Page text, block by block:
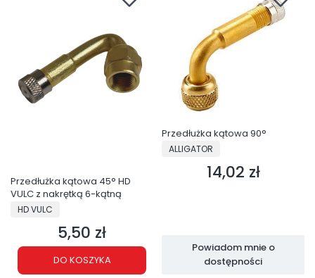
Przedłużka kątowa 45° HD
VULC z nakrętką 6-kątną
PRODUCENT
HD VULC
Cena
5,50 zł
DO KOSZYKA
Przedłużka kątowa 90°
PRODUCENT
ALLIGATOR
Cena
14,02 zł
Powiadom mnie o
dostępności